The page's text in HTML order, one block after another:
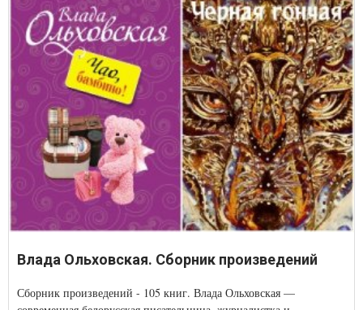
Влада Ольховская. Сборник произведений
Сборник произведений - 105 книг. Влада Ольховская —